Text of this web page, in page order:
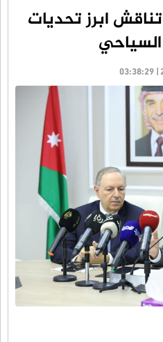
ابرز تحديات